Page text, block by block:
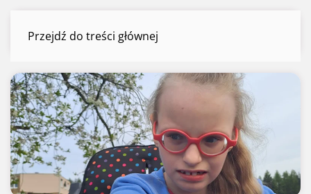
Przejdź do treści głównejMarysia Langner